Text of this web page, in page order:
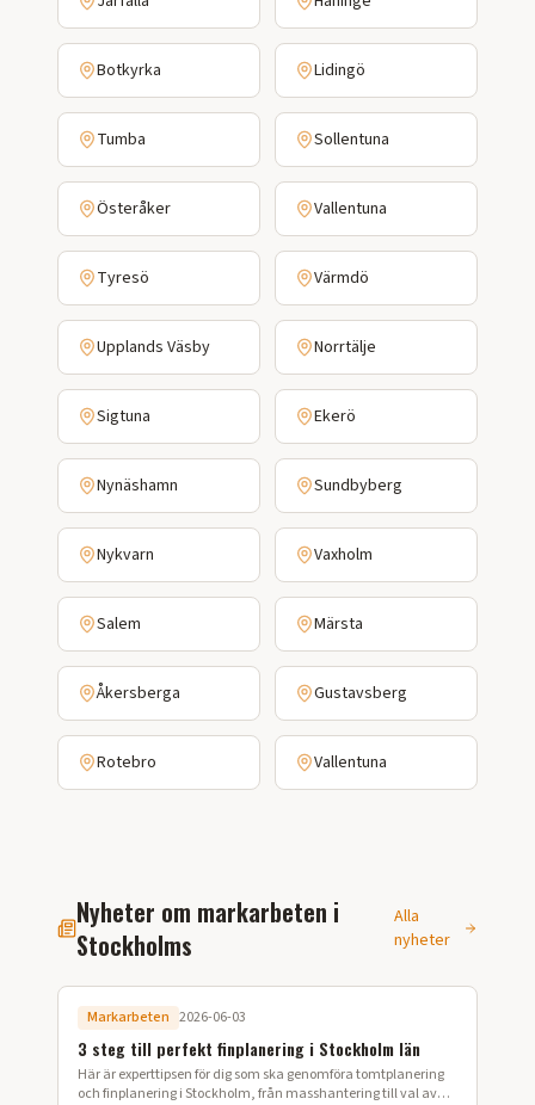
Botkyrka Lidingö
Tumba Sollentuna
Österåker Vallentuna
Tyresö Värmdö
Upplands Väsby Norrtälje
Sigtuna Ekerö
Nynäshamn Sundbyberg
Nykvarn Vaxholm
Salem Märsta
Åkersberga Gustavsberg
Rotebro Vallentuna
Nyheter om markarbeten i
Stockholms
Alla
nyheter
Markarbeten 2026-06-03
3 steg till perfekt finplanering i Stockholm län
Här är experttipsen för dig som ska genomföra tomtplanering
och finplanering i Stockholm, från masshantering till val av